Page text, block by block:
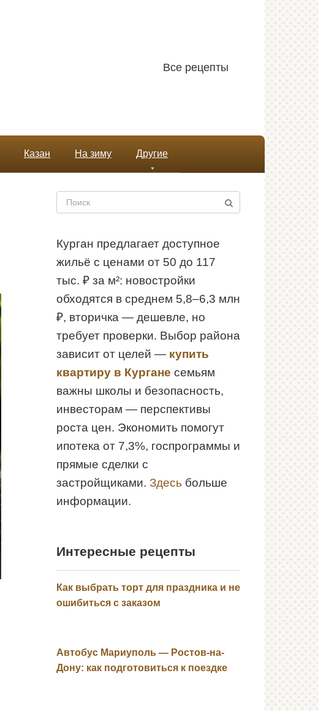
Все рецепты
Казан На зиму Другие
Поиск:
Курган предлагает доступное
жильё с ценами от 50 до 117
тыс. ₽ за м²: новостройки
обходятся в среднем 5,8–6,3 млн
₽, вторичка — дешевле, но
требует проверки. Выбор района
зависит от целей — купить
квартиру в Кургане семьям
важны школы и безопасность,
инвесторам — перспективы
роста цен. Экономить помогут
ипотека от 7,3%, госпрограммы и
прямые сделки с
застройщиками. Здесь больше
информации.
Интересные рецепты
Как выбрать торт для праздника и не
ошибиться с заказом
Автобус Мариуполь — Ростов-на-
Дону: как подготовиться к поездке